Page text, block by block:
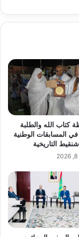
كتاب الله والطلبة
في المسابقات الوطنية
التاريخية